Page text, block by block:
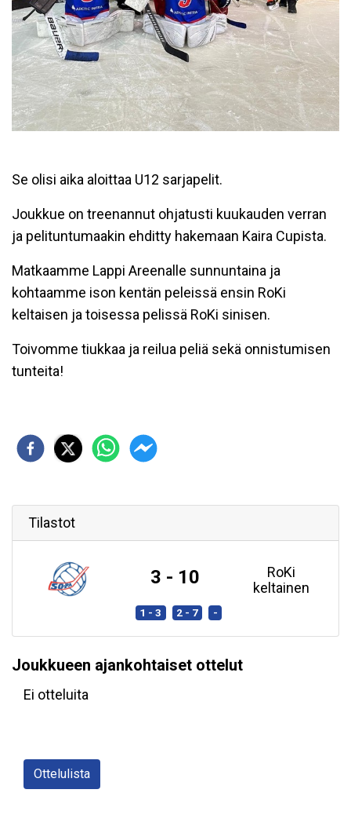
Se olisi aika aloittaa U12 sarjapelit.
Joukkue on treenannut ohjatusti kuukauden verran
ja pelituntumaakin ehditty hakemaan Kaira Cupista.
Matkaamme Lappi Areenalle sunnuntaina ja
kohtaamme ison kentän peleissä ensin RoKi
keltaisen ja toisessa pelissä RoKi sinisen.
Toivomme tiukkaa ja reilua peliä sekä onnistumisen
tunteita!
Tilastot
3 - 10
RoKi
keltainen
1 - 3 2 - 7 -
Joukkueen ajankohtaiset ottelut
Ei otteluita
Ottelulista